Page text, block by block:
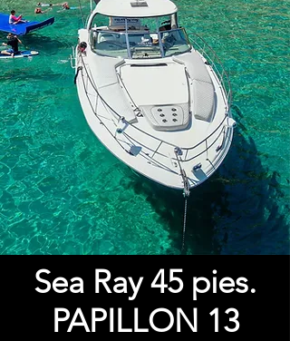
Sea Ray 45 pies.
PAPILLON 13